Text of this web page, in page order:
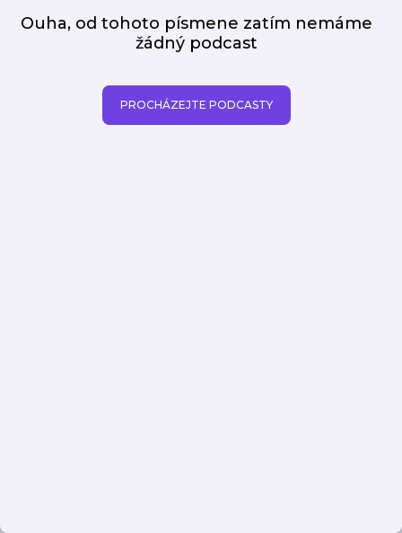
Ouha, od tohoto písmene zatím nemáme
žádný podcast
PROCHÁZEJTE PODCASTY